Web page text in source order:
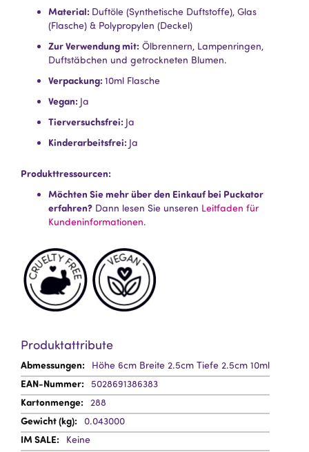
Material: Duftöle (Synthetische Duftstoffe), Glas
(Flasche) & Polypropylen (Deckel)
Zur Verwendung mit: Ölbrennern, Lampenringen,
Duftstäbchen und getrockneten Blumen.
Verpackung: 10ml Flasche
Vegan: Ja
Tierversuchsfrei: Ja
Kinderarbeitsfrei: Ja
Produkttressourcen:
Möchten Sie mehr über den Einkauf bei Puckator
erfahren? Dann lesen Sie unseren Leitfaden für
Kundeninformationen.
Produktattribute
Mehr
Information
Höhe 6cm Breite 2.5cm Tiefe 2.5cm 10ml
5028691386383
288
0.043000
Keine